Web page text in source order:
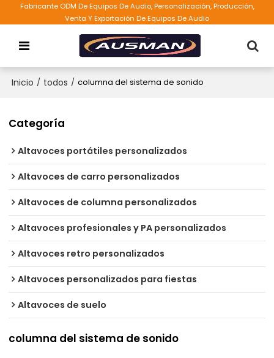
Fabricante ODM De Equipos De Audio, Personalización, Producción,
Venta Y Exportación De Equipos De Audio
Inicio / todos / columna del sistema de sonido
Categoría
Altavoces portátiles personalizados
Altavoces de carro personalizados
Altavoces de columna personalizados
Altavoces profesionales y PA personalizados
Altavoces retro personalizados
Altavoces personalizados para fiestas
Altavoces de suelo
columna del sistema de sonido